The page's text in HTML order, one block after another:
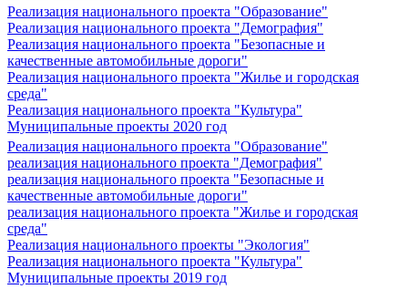
Реализация национального проекта "Образование"
Реализация национального проекта "Демография"
Реализация национального проекта "Безопасные и
качественные автомобильные дороги"
Реализация национального проекта "Жилье и городская
среда"
Реализация национального проекта "Культура"
Муниципальные проекты 2020 год
Реализация национального проекта "Образование"
реализация национального проекта "Демография"
реализация национального проекта "Безопасные и
качественные автомобильные дороги"
реализация национального проекта "Жилье и городская
среда"
Реализация национального проекты "Экология"
Реализация национального проекта "Культура"
Муниципальные проекты 2019 год